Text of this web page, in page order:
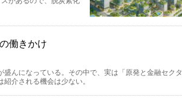
働きかけ
んになっている。その中で、実は「原発と金融セクタ
介される機会は少ない。